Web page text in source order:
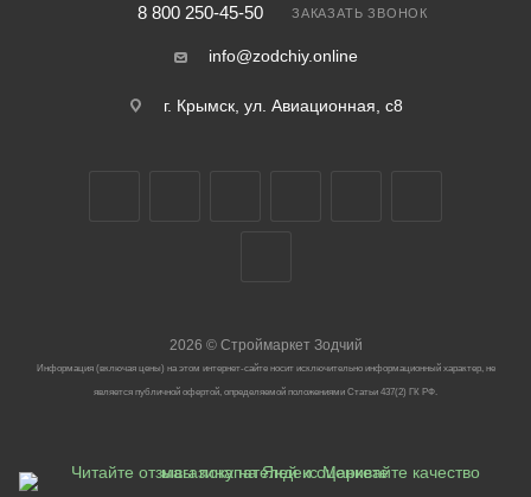
8 800 250-45-50 ЗАКАЗАТЬ ЗВОНОК
info@zodchiy.online
г. Крымск, ул. Авиационная, с8
2026 ©Строймаркет Зодчий
Информация (включая цены) на этом интернет-сайте носит исключительно информационный характер, не
является публичной офертой, определяемой положениями Статьи 437(2) ГК РФ.